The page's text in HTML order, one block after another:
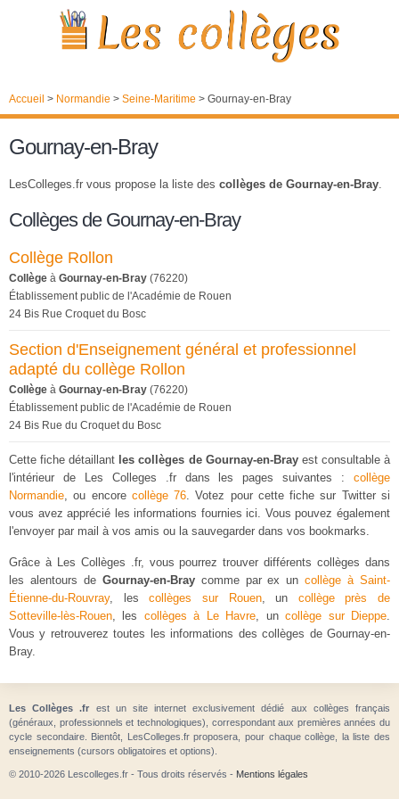
Accueil > Normandie > Seine-Maritime > Gournay-en-Bray
Gournay-en-Bray
LesColleges.fr vous propose la liste des collèges de Gournay-en-Bray.
Collèges de Gournay-en-Bray
Collège Rollon
Collège à Gournay-en-Bray (76220)
Établissement public de l'Académie de Rouen
24 Bis Rue Croquet du Bosc
Section d'Enseignement général et professionnel
adapté du collège Rollon
Collège à Gournay-en-Bray (76220)
Établissement public de l'Académie de Rouen
24 Bis Rue du Croquet du Bosc
Cette fiche détaillant les collèges de Gournay-en-Brayest consultable à
l'intérieur de Les Colleges .fr dans les pages suivantes : collège
Normandie, ou encore collège 76. Votez pour cette fiche sur Twitter si
vous avez apprécié les informations fournies ici. Vous pouvez également
l'envoyer par mail à vos amis ou la sauvegarder dans vos bookmarks.
Grâce à Les Collèges .fr, vous pourrez trouver différents collèges dans
les alentours de Gournay-en-Braycomme par ex uncollège à Saint-
Étienne-du-Rouvray, lescollèges sur Rouen, un collège près de
Sotteville-lès-Rouen, les collèges à Le Havre, uncollège sur Dieppe.
Vous y retrouverez toutes les informations des collèges de Gournay-en-
Bray.
Les Collèges .fr est un site internet exclusivement dédié aux collèges français
(généraux, professionnels et technologiques), correspondant aux premières années du
cycle secondaire. Bientôt, LesColleges.fr proposera, pour chaque collège, la liste des
enseignements (cursors obligatoires et options).
© 2010-2026 Lescolleges.fr - Tous droits réservés - Mentions légales